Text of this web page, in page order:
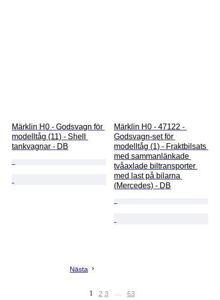
Märklin H0 - Godsvagn för
modelltåg (11) - Shell
tankvagnar - DB
Märklin H0 - 47122 -
Godsvagn-set för
modelltåg (1) - Fraktbilsats
med sammanlänkade
tvåaxlade biltransporter
med last på bilarna
(Mercedes) - DB
Nästa
1 2 3 … 63